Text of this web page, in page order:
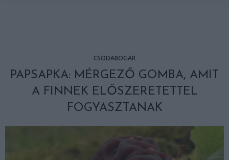
CSODABOGÁR
PAPSAPKA: MÉRGEZŐ GOMBA, AMIT
A FINNEK ELŐSZERETETTEL
FOGYASZTANAK